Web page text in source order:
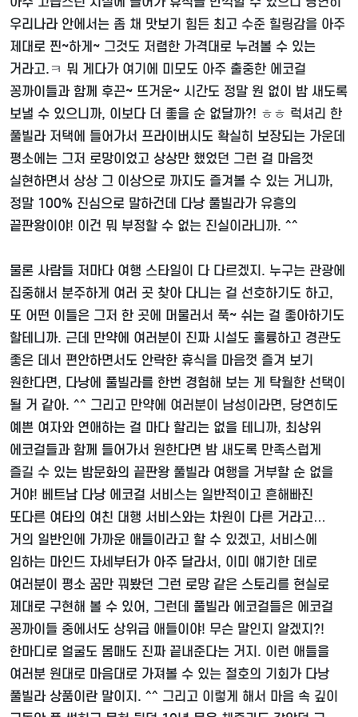
우리나라 안에서는 좀 채 맛보기 힘든 최고 수준 힐링감을 아주
제대로 찐~하게~ 그것도 저렴한 가격대로 누려볼 수 있는
거라고.ㅋ 뭐 게다가 여기에 미모도 아주 출중한 에코걸
꽁까이들과 함께 후끈~ 뜨거운~ 시간도 정말 원 없이 밤 새도록
보낼 수 있으니까, 이보다 더 좋을 순 없달까?! ㅎㅎ 럭셔리 한
풀빌라 저택에 들어가서 프라이버시도 확실히 보장되는 가운데
평소에는 그저 로망이었고 상상만 했었던 그런 걸 마음껏
실현하면서 상상 그 이상으로 까지도 즐겨볼 수 있는 거니까,
정말 100% 진심으로 말하건데 다낭 풀빌라가 유흥의
끝판왕이야! 이건 뭐 부정할 수 없는 진실이라니까. ^^
물론 사람들 저마다 여행 스타일이 다 다르겠지. 누구는 관광에
집중해서 분주하게 여러 곳 찾아 다니는 걸 선호하기도 하고,
또 어떤 이들은 그저 한 곳에 머물러서 푹~ 쉬는 걸 좋아하기도
할테니까. 근데 만약에 여러분이 진짜 시설도 훌륭하고 경관도
좋은 데서 편안하면서도 안락한 휴식을 마음껏 즐겨 보기
원한다면, 다낭에 풀빌라를 한번 경험해 보는 게 탁월한 선택이
될 거 같아. ^^ 그리고 만약에 여러분이 남성이라면, 당연히도
예쁜 여자와 연애하는 걸 마다 할리는 없을 테니까, 최상위
에코걸들과 함께 들어가서 원한다면 밤 새도록 만족스럽게
즐길 수 있는 밤문화의 끝판왕 풀빌라 여행을 거부할 순 없을
거야! 베트남 다낭 에코걸 서비스는 일반적이고 흔해빠진
또다른 여타의 여친 대행 서비스와는 차원이 다른 거라고…
거의 일반인에 가까운 애들이라고 할 수 있겠고, 서비스에
임하는 마인드 자세부터가 아주 달라서, 이미 얘기한 데로
여러분이 평소 꿈만 꿔봤던 그런 로망 같은 스토리를 현실로
제대로 구현해 볼 수 있어, 그런데 풀빌라 에코걸들은 에코걸
꽁까이들 중에서도 상위급 애들이야! 무슨 말인지 알겠지?!
한마디로 얼굴도 몸매도 진짜 끝내준다는 거지. 이런 애들을
여러분 원대로 마음대로 가져볼 수 있는 절호의 기회가 다낭
풀빌라 상품이란 말이지. ^^ 그리고 이렇게 해서 마음 속 깊이